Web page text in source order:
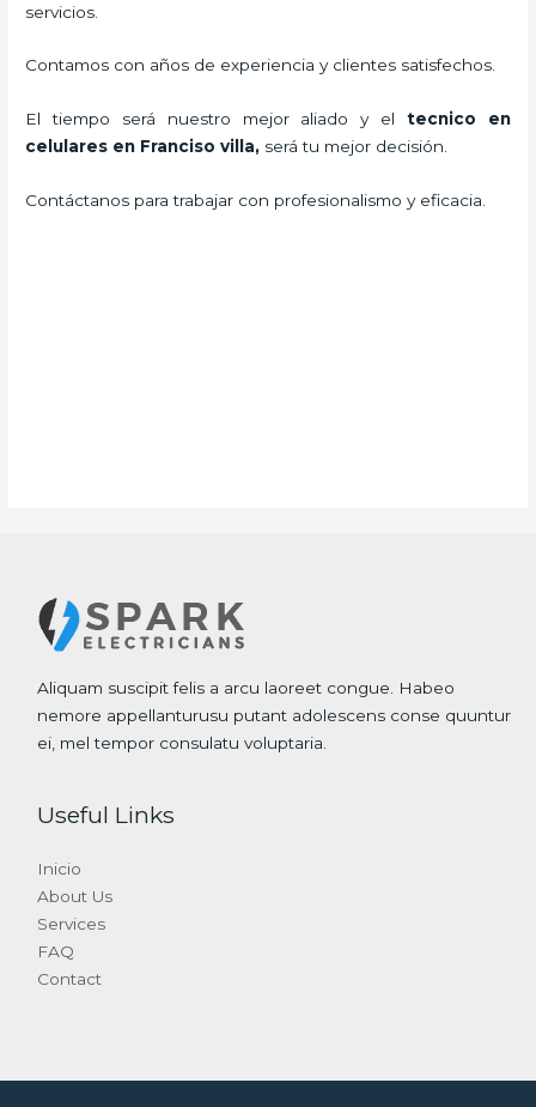
servicios.
Contamos con años de experiencia y clientes satisfechos.
El tiempo será nuestro mejor aliado y eltecnico en
celulares en Franciso villa, será tu mejor decisión.
Contáctanos para trabajar con profesionalismo y eficacia.
Aliquam suscipit felis a arcu laoreet congue. Habeo
nemore appellanturusu putant adolescens conse quuntur
ei, mel tempor consulatu voluptaria.
Useful Links
Inicio
About Us
Services
FAQ
Contact